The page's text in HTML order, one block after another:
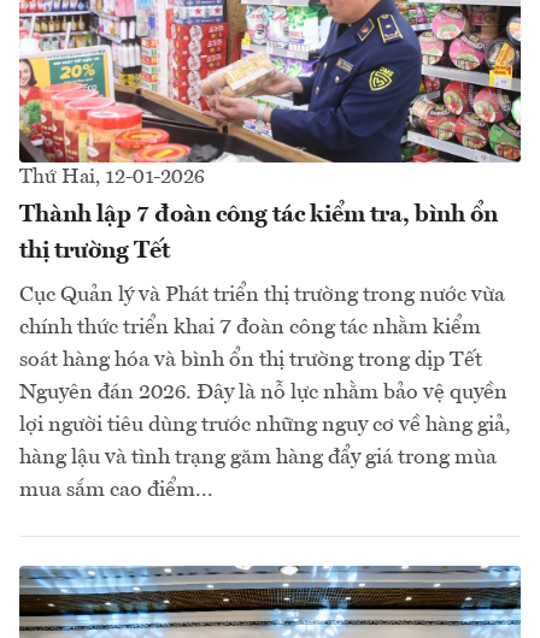
Thứ Hai, 12-01-2026
Thành lập 7 đoàn công tác kiểm tra, bình ổn
thị trường Tết
Cục Quản lý và Phát triển thị trường trong nước vừa
chính thức triển khai 7 đoàn công tác nhằm kiểm
soát hàng hóa và bình ổn thị trường trong dịp Tết
Nguyên đán 2026. Đây là nỗ lực nhằm bảo vệ quyền
lợi người tiêu dùng trước những nguy cơ về hàng giả,
hàng lậu và tình trạng găm hàng đẩy giá trong mùa
mua sắm cao điểm...